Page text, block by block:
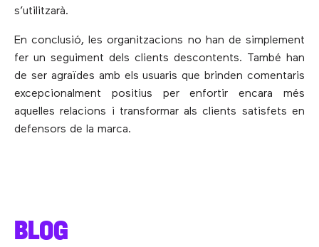
s’utilitzarà.
En conclusió, les organitzacions no han de simplement
fer un seguiment dels clients descontents. També han
de ser agraïdes amb els usuaris que brinden comentaris
excepcionalment positius per enfortir encara més
aquelles relacions i transformar als clients satisfets en
defensors de la marca.
BLOG